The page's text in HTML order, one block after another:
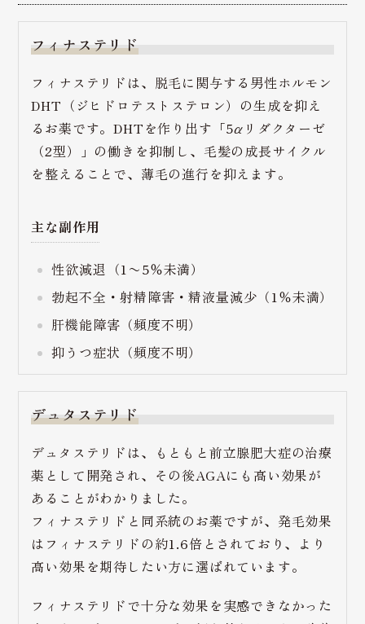
フィナステリド
フィナステリドは、脱毛に関与する男性ホルモン
DHT（ジヒドロテストステロン）の生成を抑え
るお薬です。DHTを作り出す「5αリダクターゼ
（2型）」の働きを抑制し、毛髪の成長サイクル
を整えることで、薄毛の進行を抑えます。
主な副作用
性欲減退（1〜5％未満）
勃起不全・射精障害・精液量減少（1％未満）
肝機能障害（頻度不明）
抑うつ症状（頻度不明）
デュタステリド
デュタステリドは、もともと前立腺肥大症の治療
薬として開発され、その後AGAにも高い効果が
あることがわかりました。
フィナステリドと同系統のお薬ですが、発毛効果
はフィナステリドの約1.6倍とされており、より
高い効果を期待したい方に選ばれています。
フィナステリドで十分な効果を実感できなかった